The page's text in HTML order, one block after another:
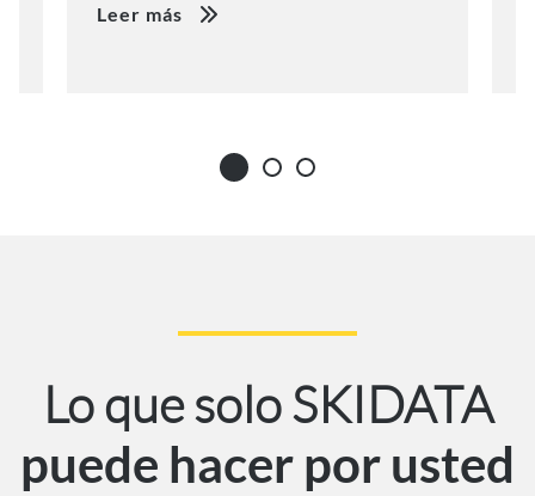
Leer más
Lo que solo SKIDATA
puede hacer por usted